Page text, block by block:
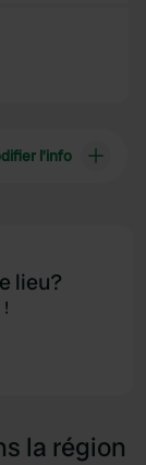
our site with
partners who
l’info
lieu?
la région